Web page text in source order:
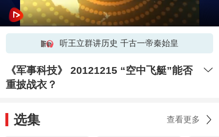
听王立群讲历史 千古一帝秦始皇
《军事科技》 20121215 “空中飞艇”能否
重披战衣？
选集 查看更多